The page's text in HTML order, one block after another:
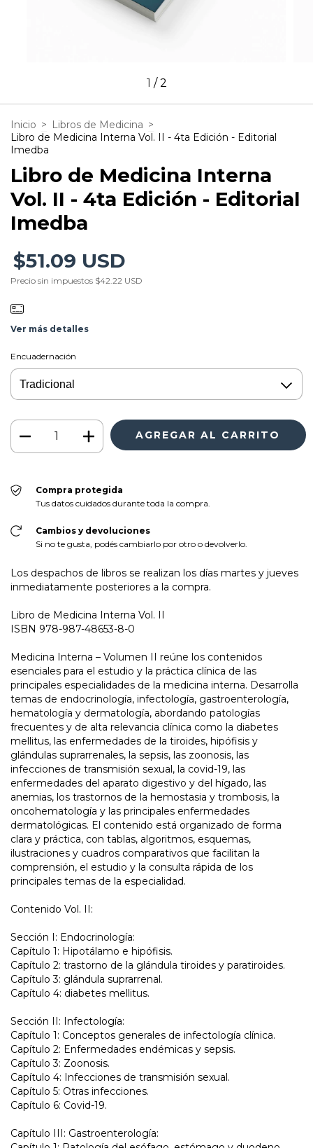
1 /2
Inicio > Libros de Medicina >
Libro de Medicina Interna Vol. II - 4ta Edición - Editorial
Imedba
Libro de Medicina Interna
Vol. II - 4ta Edición - Editorial
Imedba
$51.09 USD
Precio sin impuestos $42.22 USD
Ver más detalles
Encuadernación
Compra protegida
Tus datos cuidados durante toda la compra.
Cambios y devoluciones
Si no te gusta, podés cambiarlo por otro o devolverlo.
Los despachos de libros se realizan los días martes y jueves
inmediatamente posteriores a la compra.
Libro de Medicina Interna Vol. II
ISBN 978-987-48653-8-0
Medicina Interna – Volumen II reúne los contenidos
esenciales para el estudio y la práctica clínica de las
principales especialidades de la medicina interna. Desarrolla
temas de endocrinología, infectología, gastroenterología,
hematología y dermatología, abordando patologías
frecuentes y de alta relevancia clínica como la diabetes
mellitus, las enfermedades de la tiroides, hipófisis y
glándulas suprarrenales, la sepsis, las zoonosis, las
infecciones de transmisión sexual, la covid-19, las
enfermedades del aparato digestivo y del hígado, las
anemias, los trastornos de la hemostasia y trombosis, la
oncohematología y las principales enfermedades
dermatológicas. El contenido está organizado de forma
clara y práctica, con tablas, algoritmos, esquemas,
ilustraciones y cuadros comparativos que facilitan la
comprensión, el estudio y la consulta rápida de los
principales temas de la especialidad.
Contenido Vol. II:
Sección I: Endocrinología:
Capítulo 1: Hipotálamo e hipófisis.
Capítulo 2: trastorno de la glándula tiroides y paratiroides.
Capítulo 3: glándula suprarrenal.
Capítulo 4: diabetes mellitus.
Sección II: Infectología:
Capítulo 1: Conceptos generales de infectología clínica.
Capítulo 2: Enfermedades endémicas y sepsis.
Capítulo 3: Zoonosis.
Capítulo 4: Infecciones de transmisión sexual.
Capítulo 5: Otras infecciones.
Capítulo 6: Covid-19.
Capítulo III: Gastroenterología: